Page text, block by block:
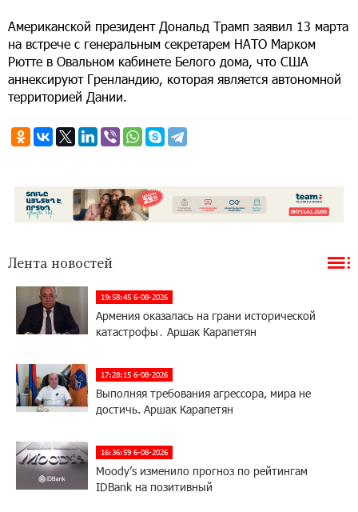
Американской президент Дональд Трамп заявил 13 марта
на встрече с генеральным секретарем НАТО Марком
Рютте в Овальном кабинете Белого дома, что США
аннексируют Гренландию, которая является автономной
территорией Дании.
Лента новостей
19:58:45 6-08-2026
Армения оказалась на грани исторической
катастрофы․ Аршак Карапетян
17:28:15 6-08-2026
Выполняя требования агрессора, мира не
достичь. Аршак Карапетян
16:36:59 6-08-2026
Moody’s изменило прогноз по рейтингам
IDBank на позитивный